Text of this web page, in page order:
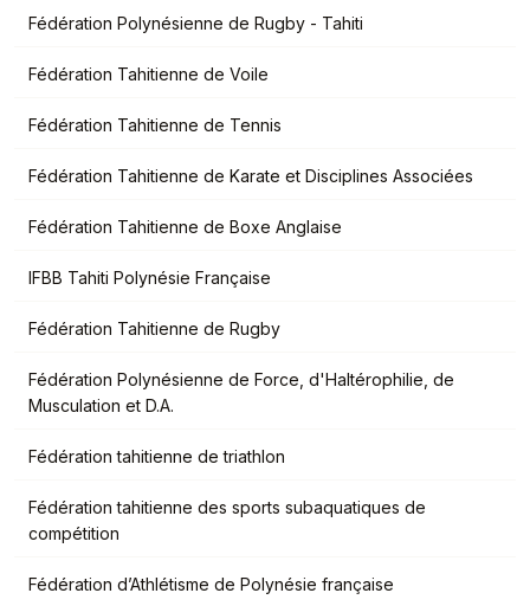
Fédération Polynésienne de Rugby - Tahiti
Fédération Tahitienne de Voile
Fédération Tahitienne de Tennis
Fédération Tahitienne de Karate et Disciplines Associées
Fédération Tahitienne de Boxe Anglaise
IFBB Tahiti Polynésie Française
Fédération Tahitienne de Rugby
Fédération Polynésienne de Force, d'Haltérophilie, de
Musculation et D.A.
Fédération tahitienne de triathlon
Fédération tahitienne des sports subaquatiques de
compétition
Fédération d’Athlétisme de Polynésie française